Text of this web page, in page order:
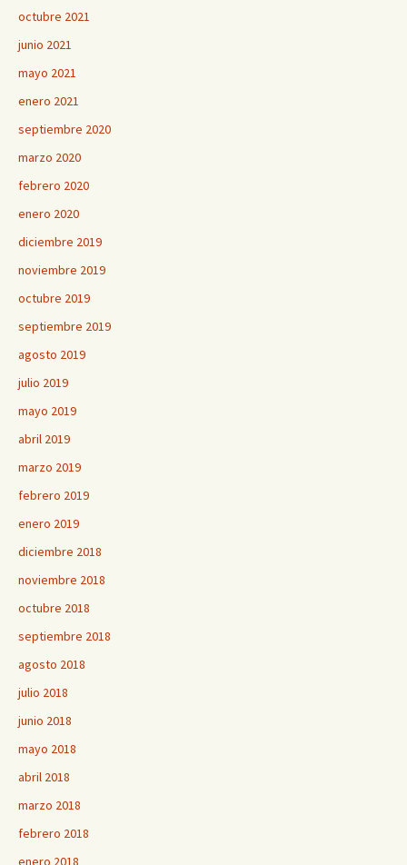
octubre 2021
junio 2021
mayo 2021
enero 2021
septiembre 2020
marzo 2020
febrero 2020
enero 2020
diciembre 2019
noviembre 2019
octubre 2019
septiembre 2019
agosto 2019
julio 2019
mayo 2019
abril 2019
marzo 2019
febrero 2019
enero 2019
diciembre 2018
noviembre 2018
octubre 2018
septiembre 2018
agosto 2018
julio 2018
junio 2018
mayo 2018
abril 2018
marzo 2018
febrero 2018